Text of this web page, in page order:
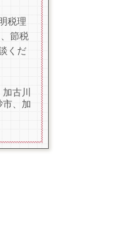
税理
節税
くだ
古川
市、加